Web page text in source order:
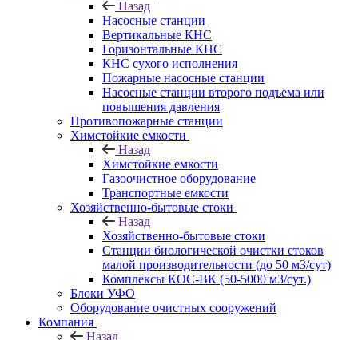
Назад
Насосные станции
Вертикальные КНС
Горизонтальные КНС
КНС сухого исполнения
Пожарные насосные станции
Насосные cтанции второго подъема или
повышения давления
Противопожарные станции
Химстойкие емкости
Назад
Химстойкие емкости
Газоочистное оборудование
Транспортные емкости
Хозяйственно-бытовые стоки
Назад
Хозяйственно-бытовые стоки
Станции биологической очистки стоков
малой производительности (до 50 м3/сут)
Комплексы КОС-ВК (50-5000 м3/сут.)
Блоки УФО
Оборудование очистных сооружений
Компания
Назад